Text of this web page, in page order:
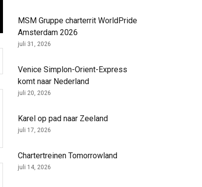
MSM Gruppe charterrit WorldPride
Amsterdam 2026
juli 31, 2026
Venice Simplon-Orient-Express
komt naar Nederland
juli 20, 2026
Karel op pad naar Zeeland
juli 17, 2026
Chartertreinen Tomorrowland
juli 14, 2026